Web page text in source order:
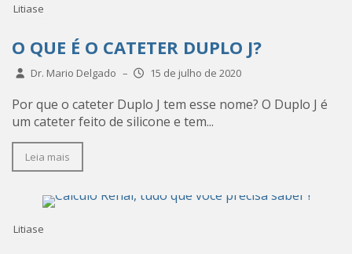
Litiase
O QUE É O CATETER DUPLO J?
Dr. Mario Delgado – 15 de julho de 2020
Por que o cateter Duplo J tem esse nome? O Duplo J é
um cateter feito de silicone e tem...
Leia mais
Litiase